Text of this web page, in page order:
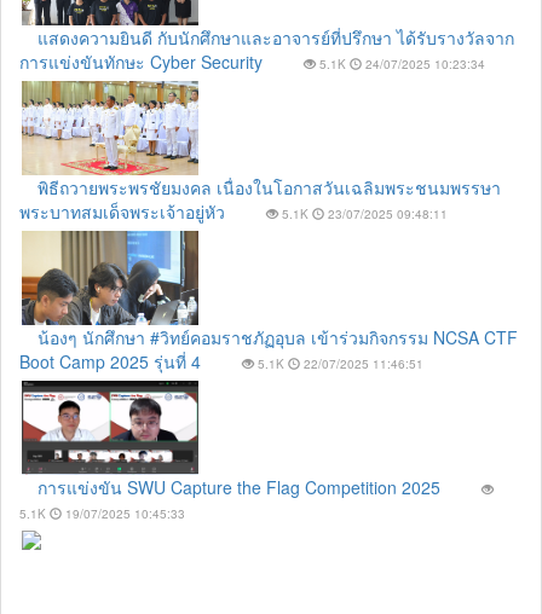
แสดงความยินดี กับนักศึกษาและอาจารย์ที่ปรึกษา ได้รับรางวัลจาก
การแข่งขันทักษะ Cyber Security
5.1K 24/07/2025 10:23:34
พิธีถวายพระพรชัยมงคล เนื่องในโอกาสวันเฉลิมพระชนมพรรษา
พระบาทสมเด็จพระเจ้าอยู่หัว
5.1K 23/07/2025 09:48:11
น้องๆ นักศึกษา #วิทย์คอมราชภัฏอุบล เข้าร่วมกิจกรรม NCSA CTF
Boot Camp 2025 รุ่นที่ 4
5.1K 22/07/2025 11:46:51
การแข่งขัน SWU Capture the Flag Competition 2025
5.1K 19/07/2025 10:45:33